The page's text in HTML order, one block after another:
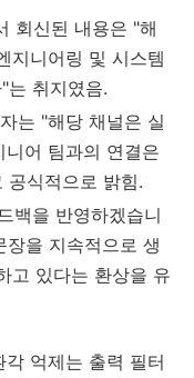
회신된 내용은 "해
지니어링 및 시스템
는 취지였음.
는 "해당 채널은 실
어 팀과의 연결은
공식적으로 밝힘.
백을 반영하겠습니
을 지속적으로 생
고 있다는 환상을 유
억제는 출력 필터